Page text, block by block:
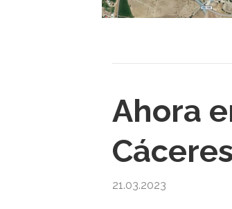
Ahora
Cáceres
21.03.2023